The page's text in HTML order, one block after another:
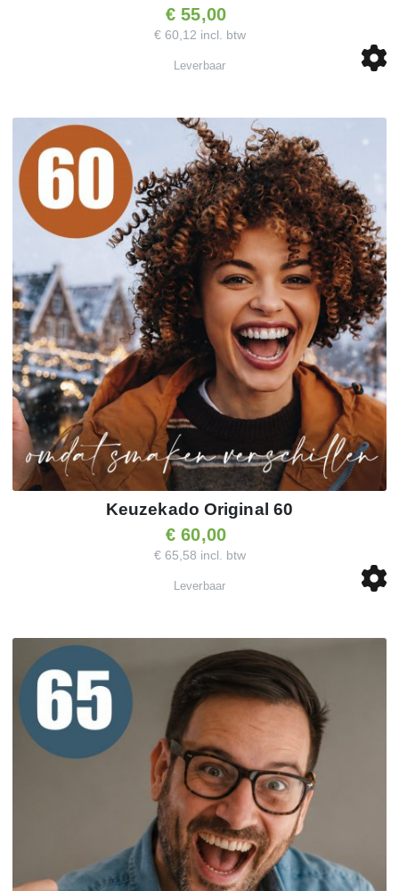
€ 55,00
€ 60,12 incl. btw
Leverbaar
Keuzekado Original 60
€ 60,00
€ 65,58 incl. btw
Leverbaar